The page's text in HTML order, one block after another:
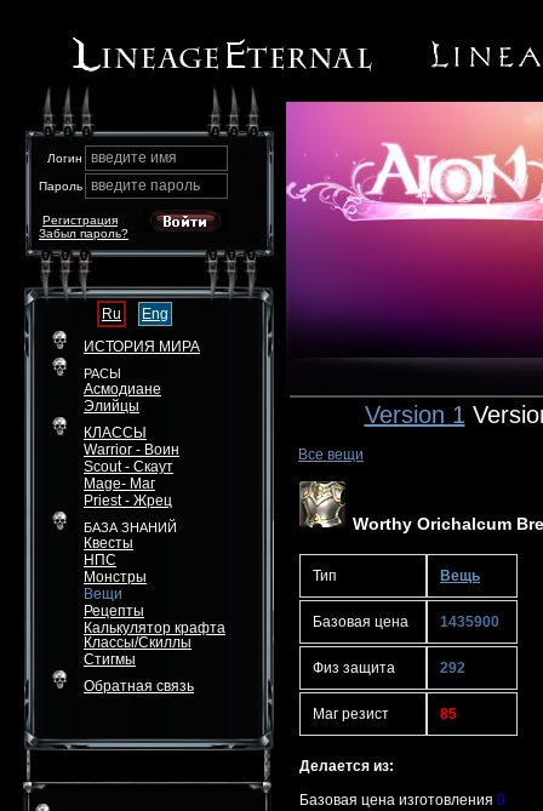
Логин введите имя
Пароль введите пароль
Забыл пароль?
Регистрация
Ru
Eng
ИСТОРИЯ МИРА
РАСЫ
Асмодиане
Элийцы
КЛАССЫ
Warrior - Воин
Scout - Скаут
Mage- Маг
Priest - Жрец
БАЗА ЗНАНИЙ
Квесты
НПС
Монстры
Вещи
Рецепты
Калькулятор крафта
Классы/Скиллы
Стигмы
Обратная связь
Version 1
Все вещи
Worthy Orichalcum
Тип Вещь
Базовая цена 1435900
Физ защита 292
Маг резист 85
Делается из:
Базовая цена изготовления 0